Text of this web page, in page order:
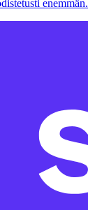
enemmän.